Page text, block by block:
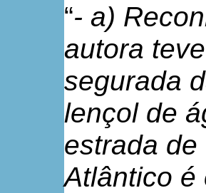
“- a)
autora
segurada
lençol de
estrada
Atlântico é